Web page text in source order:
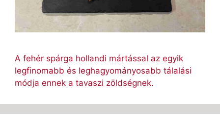
A fehér spárga hollandi mártással az egyik
legfinomabb és leghagyományosabb tálalási
módja ennek a tavaszi zöldségnek.